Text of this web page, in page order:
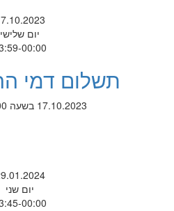
יום שלישי
00:00
תשלום דמי
17.10.2023 בשעה 23:59-00:00
יום שני
00:00